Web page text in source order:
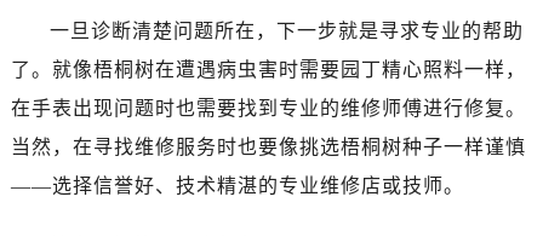
一旦诊断清楚问题所在，下一步就是寻求专业的帮助
了。就像梧桐树在遭遇病虫害时需要园丁精心照料一样，
在手表出现问题时也需要找到专业的维修师傅进行修复。
当然，在寻找维修服务时也要像挑选梧桐树种子一样谨慎
——选择信誉好、技术精湛的专业维修店或技师。